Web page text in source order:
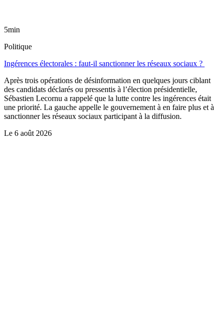
5min
Politique
Ingérences électorales : faut-il sanctionner les réseaux sociaux ?
Après trois opérations de désinformation en quelques jours ciblant
des candidats déclarés ou pressentis à l’élection présidentielle,
Sébastien Lecornu a rappelé que la lutte contre les ingérences était
une priorité. La gauche appelle le gouvernement à en faire plus et à
sanctionner les réseaux sociaux participant à la diffusion.
Le 6 août 2026